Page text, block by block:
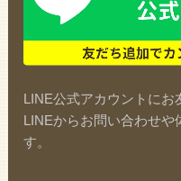
LINE公式アカウントにお
LINEからお問い合わせや
す。